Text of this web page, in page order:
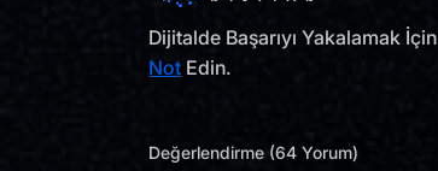
Dijitalde Başarıyı Yakalamak İçin
Not Edin.
Değerlendirme (64 Yorum)